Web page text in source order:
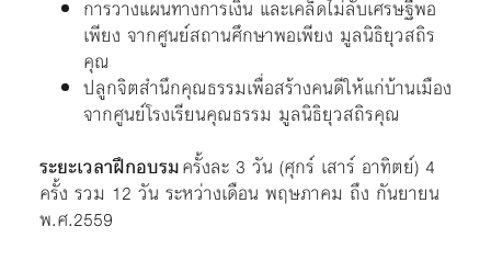
การวางแผนทางการเงิน และเคล็ดไม่ลับเศรษฐีพอ
เพียง จากศูนย์สถานศึกษาพอเพียง มูลนิธิยุวสถิร
คุณ
ปลูกจิตสำนึกคุณธรรมเพื่อสร้างคนดีให้แก่บ้านเมือง
จากศูนย์โรงเรียนคุณธรรม มูลนิธิยุวสถิรคุณ
ระยะเวลาฝึกอบรมครั้งละ 3 วัน (ศุกร์ เสาร์ อาทิตย์) 4
ครั้ง รวม 12 วัน ระหว่างเดือน พฤษภาคม ถึง กันยายน
พ.ศ.2559